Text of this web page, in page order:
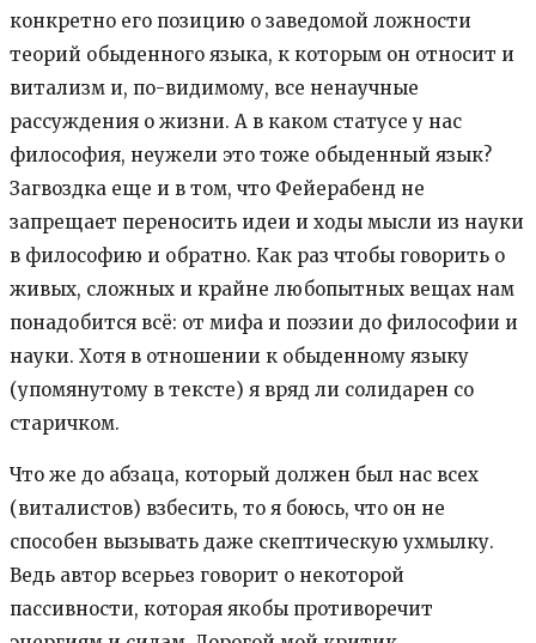
конкретно его позицию о заведомой ложности
теорий обыденного языка, к которым он относит и
витализм и, по-видимому, все ненаучные
рассуждения о жизни. А в каком статусе у нас
философия, неужели это тоже обыденный язык?
Загвоздка еще и в том, что Фейерабенд не
запрещает переносить идеи и ходы мысли из науки
в философию и обратно. Как раз чтобы говорить о
живых, сложных и крайне любопытных вещах нам
понадобится всё: от мифа и поэзии до философии и
науки. Хотя в отношении к обыденному языку
(упомянутому в тексте) я вряд ли солидарен со
старичком.
Что же до абзаца, который должен был нас всех
(виталистов) взбесить, то я боюсь, что он не
способен вызывать даже скептическую ухмылку.
Ведь автор всерьез говорит о некоторой
пассивности, которая якобы противоречит